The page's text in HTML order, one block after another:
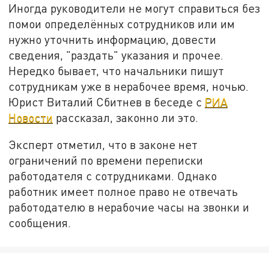
Иногда руководители не могут справиться без
помои определённых сотрудников или им
нужно уточнить информацию, довести
сведения, "раздать" указания и прочее.
Нередко бывает, что начальники пишут
сотрудникам уже в нерабочее время, ночью.
Юрист Виталий Сбитнев в беседе с РИА
Новости рассказал, законно ли это.
Эксперт отметил, что в законе нет
ограничений по времени переписки
работодателя с сотрудниками. Однако
работник имеет полное право не отвечать
работодателю в нерабочие часы на звонки и
сообщения.